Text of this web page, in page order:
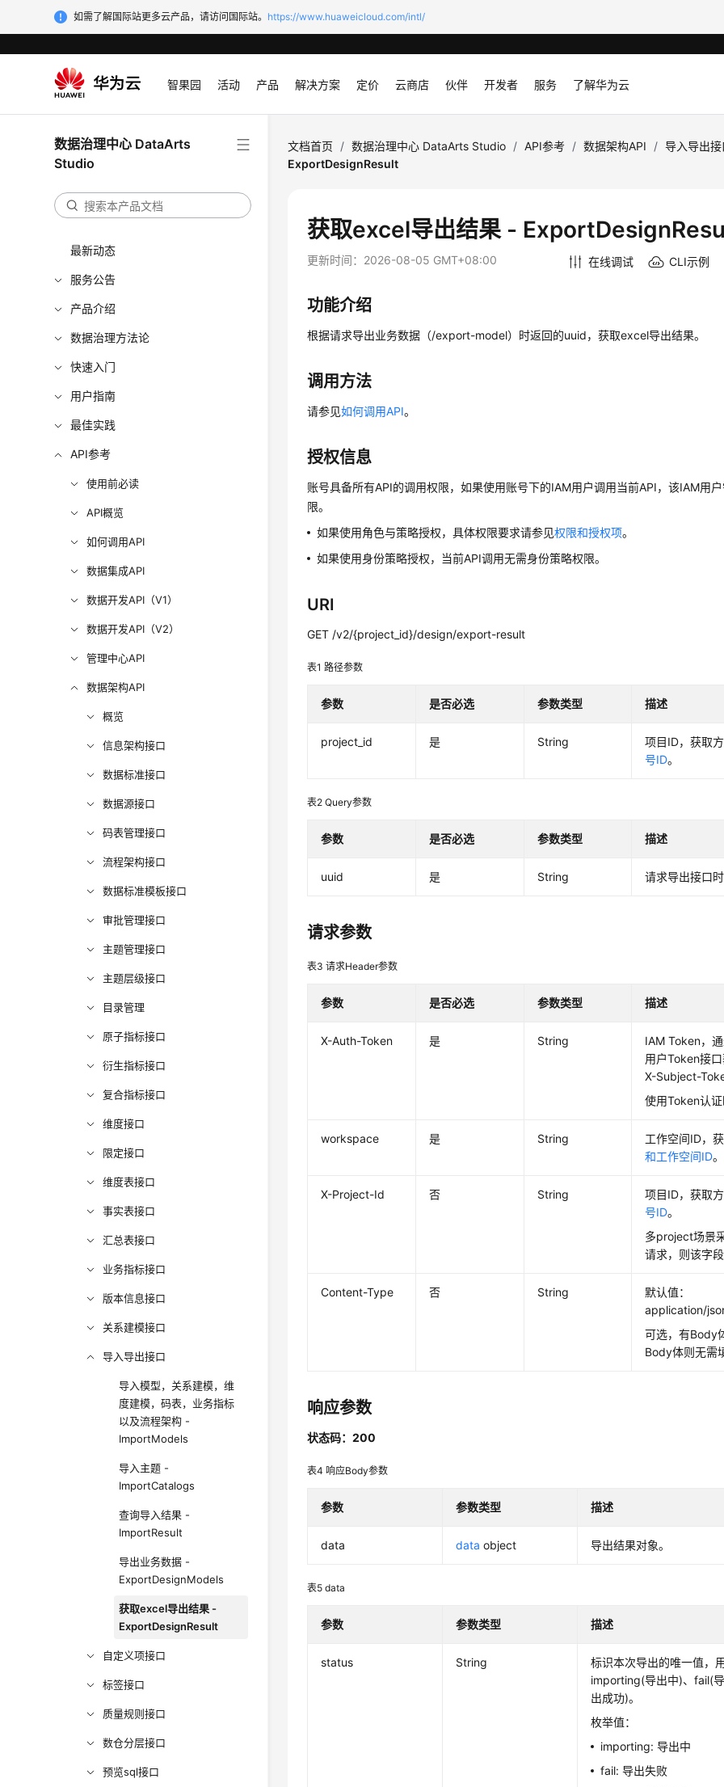
如需了解国际站更多云产品，请访问国际站。 https://www.huaweicloud.com/intl/
智果园 活动 产品 解决方案 定价 云商店 伙伴 开发者 服务 了解华为云
数据治理中心 DataArts
Studio
最新动态
服务公告
产品介绍
数据治理方法论
快速入门
用户指南
最佳实践
API参考
使用前必读
API概览
如何调用API
数据集成API
数据开发API（V1）
数据开发API（V2）
管理中心API
数据架构API
概览
信息架构接口
数据标准接口
数据源接口
码表管理接口
流程架构接口
数据标准模板接口
审批管理接口
主题管理接口
主题层级接口
目录管理
原子指标接口
衍生指标接口
复合指标接口
维度接口
限定接口
维度表接口
事实表接口
汇总表接口
业务指标接口
版本信息接口
关系建模接口
导入导出接口
导入模型，关系建模，维
度建模，码表，业务指标
以及流程架构 -
ImportModels
导入主题 -
ImportCatalogs
查询导入结果 -
ImportResult
导出业务数据 -
ExportDesignModels
获取excel导出结果 -
ExportDesignResult
自定义项接口
标签接口
质量规则接口
数仓分层接口
预览sql接口
文档首页 / 数据治理中心 DataArts Studio / API参考 / 数据架构API / 导入导出接
ExportDesignResult
获取excel导出结果 -
更新时间： 2026-08-05 GMT+08:00 在线调试 CLI示例
功能介绍
根据请求导出业务数据（/export-model）时返回的uuid，获取excel导出结果。
调用方法
请参见如何调用API。
授权信息
账号具备所有API的调用权限，如果使用账号下的IAM用户调用当前API，该IAM用
限。
如果使用角色与策略授权，具体权限要求请参见权限和授权项。
如果使用身份策略授权，当前API调用无需身份策略权限。
URI
GET /v2/{project_id}/design/export-result
表1路径参数
参数 是否必选 参数类型 描述
project_id 是 String
项目ID，获取
号ID。
表2Query参数
参数 是否必选 参数类型 描述
uuid 是 String 请求导出接口
请求参数
表3请求Header参数
参数 是否必选 参数类型 描述
X-Auth-Token 是 String
IAM Token，
用户Token接
X-Subject-
使用Token认
workspace 是 String
工作空间ID，
和工作空间ID。
X-Project-Id 否 String
项目ID，获取
号ID。
多project场景
请求，则该字
Content-Type 否 String
默认值：
application/
可选，有Body
Body体则无需
响应参数
状态码：200
表4响应Body参数
参数 参数类型 描述
data data object 导出结果对象。
表5data
参数 参数类型 描述
status String
标识本次导出的唯一值，
importing(导出中)、fail(
出成功)。
枚举值：
importing: 导出中
fail: 导出失败